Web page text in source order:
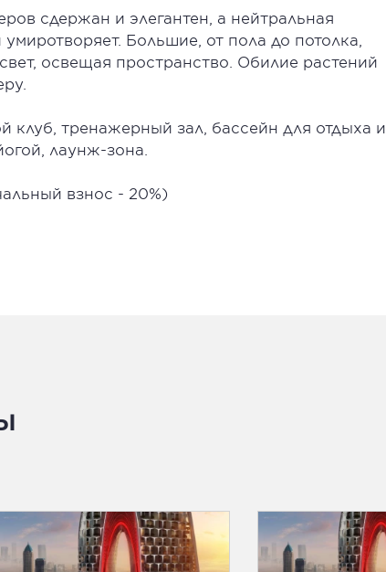
сдержан и элегантен, а нейтральная
Большие, от пола до потолка,
освещая пространство. Обилие растений
клуб, тренажерный зал, бассейн для отдыха и
лаунж-зона.
взнос - 20%)